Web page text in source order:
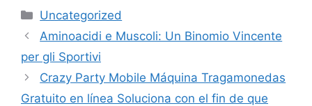
Uncategorized
Aminoacidi e Muscoli: Un Binomio Vincente
per gli Sportivi
Crazy Party Mobile Máquina Tragamonedas
Gratuito en línea Soluciona con el fin de que